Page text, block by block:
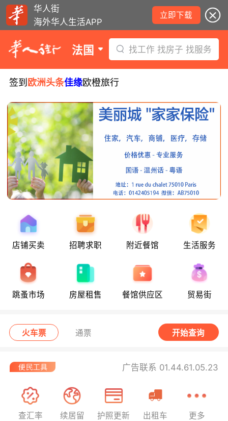
华人街
海外华人生活APP
立即下载
法国 找工作 找房子 找服务
签到 欧洲头条佳缘欧橙旅行
店铺买卖 招聘求职 附近餐馆 生活服务
跳蚤市场 房屋租售 餐馆供应区 贸易街
火车票 通票 开始查询
广告联系 01.44.61.05.23
查汇率 续居留 护照更新 出租车 更多